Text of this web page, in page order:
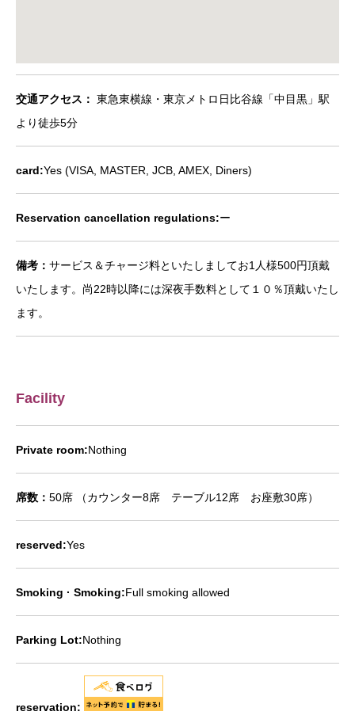
交通アクセス： 東急東横線・東京メトロ日比谷線「中目黒」駅
より徒歩5分
card:Yes (VISA, MASTER, JCB, AMEX, Diners)
Reservation cancellation regulations:ー
備考： サービス＆チャージ料といたしましてお1人様500円頂戴
いたします。尚22時以降には深夜手数料として１０％頂戴いたし
ます。
Facility
Private room:Nothing
席数： 50席 （カウンター8席 テーブル12席 お座敷30席）
reserved:Yes
Smoking · Smoking:Full smoking allowed
Parking Lot:Nothing
reservation: